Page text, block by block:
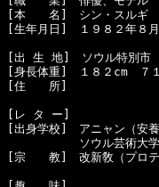
[本　　名]　シン・スルギ
[生年月日]　１９８２年８
[出 生 地]　ソウル特別市
[身長体重]　１８２cm　７
[住　　所]
[レ タ ー]
[出身学校]　アニャン（安
　　　　　ソウル芸術大
[宗　　教]　改新敎（プロテ